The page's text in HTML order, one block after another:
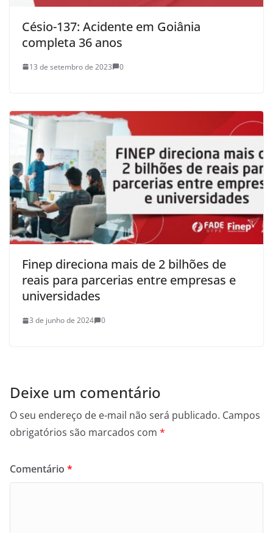
Césio-137: Acidente em Goiânia
completa 36 anos
13 de setembro de 2023 0
Finep direciona mais de 2 bilhões de
reais para parcerias entre empresas e
universidades
3 de junho de 2024 0
Deixe um comentário
O seu endereço de e-mail não será publicado. Campos
obrigatórios são marcados com *
Comentário *